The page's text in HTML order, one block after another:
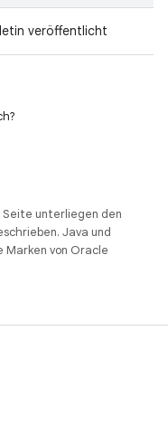
veröffentlicht
unterliegen den
Java und
Marken von Oracle